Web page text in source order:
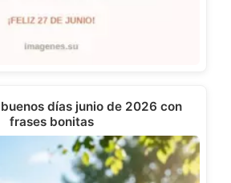
días junio de 2026 con
frases bonitas